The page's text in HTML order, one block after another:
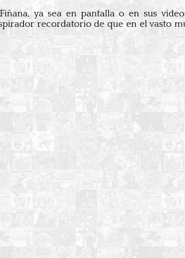
ya sea en pantalla o en sus
recordatorio de que en el vasto